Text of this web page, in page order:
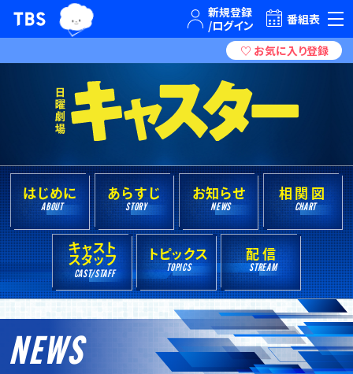
TBSテレビ｜ときめくときを。
TBSグループキャラクター『ワクティ』番組表
はじめに
ABOUT
あらすじ
STORY
お知らせ
NEWS
相関図
CHART
キャスト
スタッフ
CAST/STAFF
トピックス
TOPICS
配 信
STREAM
NEWS